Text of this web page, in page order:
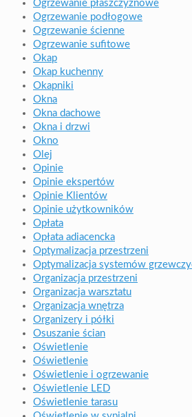
Ogrzewanie płaszczyznowe
Ogrzewanie podłogowe
Ogrzewanie ścienne
Ogrzewanie sufitowe
Okap
Okap kuchenny
Okapniki
Okna
Okna dachowe
Okna i drzwi
Okno
Olej
Opinie
Opinie ekspertów
Opinie Klientów
Opinie użytkowników
Opłata
Opłata adiacencka
Optymalizacja przestrzeni
Optymalizacja systemów
Organizacja przestrzeni
Organizacja warsztatu
Organizacja wnętrza
Organizery i półki
Osuszanie ścian
Oświetlenie
Oświetlenie
Oświetlenie i ogrzewanie
Oświetlenie LED
Oświetlenie tarasu